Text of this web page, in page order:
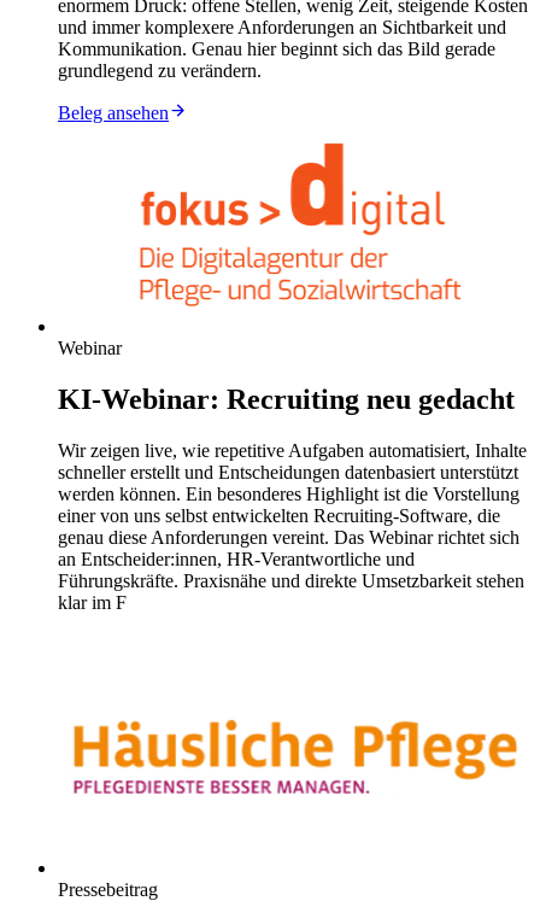
enormem Druck: offene Stellen, wenig Zeit, steigende Kosten
und immer komplexere Anforderungen an Sichtbarkeit und
Kommunikation. Genau hier beginnt sich das Bild gerade
grundlegend zu verändern.
Beleg ansehen
Webinar
KI-Webinar: Recruiting neu gedacht
Wir zeigen live, wie repetitive Aufgaben automatisiert, Inhalte
schneller erstellt und Entscheidungen datenbasiert unterstützt
werden können. Ein besonderes Highlight ist die Vorstellung
einer von uns selbst entwickelten Recruiting-Software, die
genau diese Anforderungen vereint. Das Webinar richtet sich
an Entscheider:innen, HR-Verantwortliche und
Führungskräfte. Praxisnähe und direkte Umsetzbarkeit stehen
klar im F
Pressebeitrag